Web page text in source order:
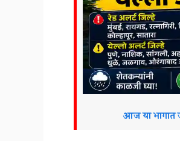
आज या भागात